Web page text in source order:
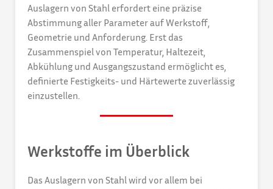
Auslagern von Stahl erfordert eine präzise
Abstimmung aller Parameter auf Werkstoff,
Geometrie und Anforderung. Erst das
Zusammenspiel von Temperatur, Haltezeit,
Abkühlung und Ausgangszustand ermöglicht es,
definierte Festigkeits- und Härtewerte zuverlässig
einzustellen.
Werkstoffe im Überblick
Das Auslagern von Stahl wird vor allem bei